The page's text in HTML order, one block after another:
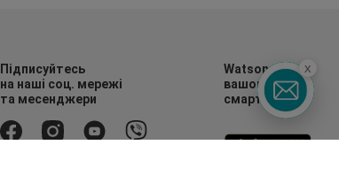
Підписуйтесь
на наші соц. мережі
та месенджери
Watsons в
вашому
смартфоні
x